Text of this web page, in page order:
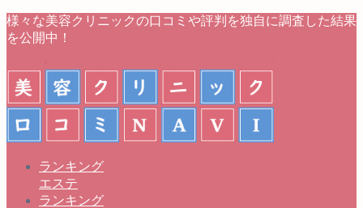
様々な美容クリニックの口コミや評判を独自に調査した結果
を公開中！
ランキング
エステ
ランキング